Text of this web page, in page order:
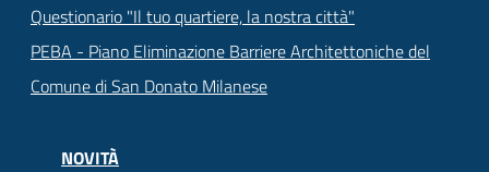
Questionario "Il tuo quartiere, la nostra città"
PEBA - Piano Eliminazione Barriere Architettoniche del
Comune di San Donato Milanese
NOVITÀ